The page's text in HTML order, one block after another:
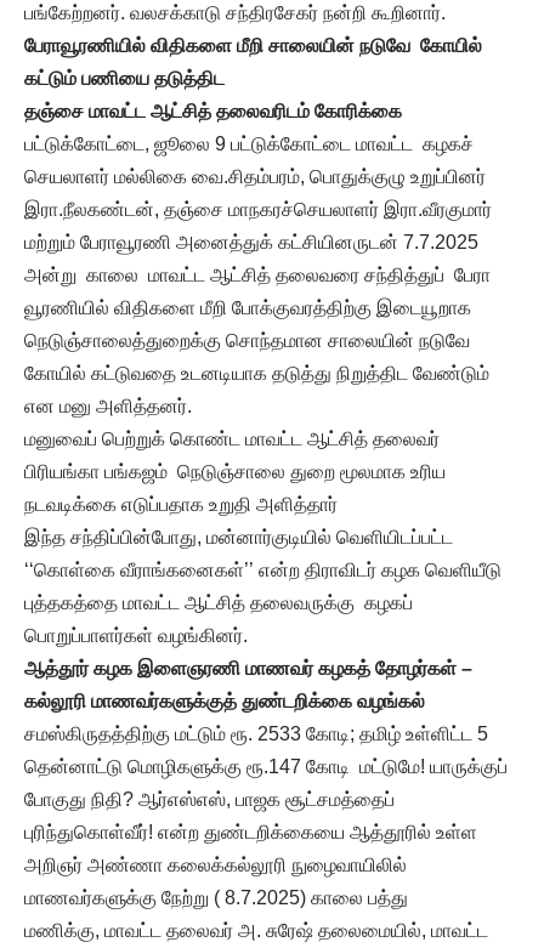
பங்கேற்றனர். வலசக்காடு சந்திரசேகர் நன்றி கூறினார்.
பேராவூரணியில் விதிகளை மீறி சாலையின் நடுவே கோயில்
கட்டும் பணியை தடுத்திட
தஞ்சை மாவட்ட ஆட்சித் தலைவரிடம் கோரிக்கை
பட்டுக்கோட்டை, ஜூலை 9 பட்டுக்கோட்டை மாவட்ட கழகச்
செயலாளர் மல்லிகை வை.சிதம்பரம், பொதுக்குழு உறுப்பினர்
இரா.நீலகண்டன், தஞ்சை மாநகரச்செயலாளர் இரா.வீரகுமார்
மற்றும் பேராவூரணி அனைத்துக் கட்சியினருடன் 7.7.2025
அன்று காலை மாவட்ட ஆட்சித் தலைவரை சந்தித்துப் பேரா
வூரணியில் விதிகளை மீறி போக்குவரத்திற்கு இடையூறாக
நெடுஞ்சாலைத்துறைக்கு சொந்தமான சாலையின் நடுவே
கோயில் கட்டுவதை உடனடியாக தடுத்து நிறுத்திட வேண்டும்
என மனு அளித்தனர்.
மனுவைப் பெற்றுக் கொண்ட மாவட்ட ஆட்சித் தலைவர்
பிரியங்கா பங்கஜம் நெடுஞ்சாலை துறை மூலமாக உரிய
நடவடிக்கை எடுப்பதாக உறுதி அளித்தார்
இந்த சந்திப்பின்போது, மன்னார்குடியில் வெளியிடப்பட்ட
‘‘கொள்கை வீராங்கனைகள்’’ என்ற திராவிடர் கழக வெளியீடு
புத்தகத்தை மாவட்ட ஆட்சித் தலைவருக்கு கழகப்
பொறுப்பாளர்கள் வழங்கினர்.
ஆத்தூர் கழக இளைஞரணி மாணவர் கழகத் தோழர்கள் –
கல்லூரி மாணவர்களுக்குத் துண்டறிக்கை வழங்கல்
சமஸ்கிருதத்திற்கு மட்டும் ரூ. 2533 கோடி; தமிழ் உள்ளிட்ட 5
தென்னாட்டு மொழிகளுக்கு ரூ.147 கோடி மட்டுமே! யாருக்குப்
போகுது நிதி? ஆர்எஸ்எஸ், பாஜக சூட்சமத்தைப்
புரிந்துகொள்வீர்! என்ற துண்டறிக்கையை ஆத்தூரில் உள்ள
அறிஞர் அண்ணா கலைக்கல்லூரி நுழைவாயிலில்
மாணவர்களுக்கு நேற்று ( 8.7.2025) காலை பத்து
மணிக்கு, மாவட்ட தலைவர் அ. சுரேஷ் தலைமையில், மாவட்ட